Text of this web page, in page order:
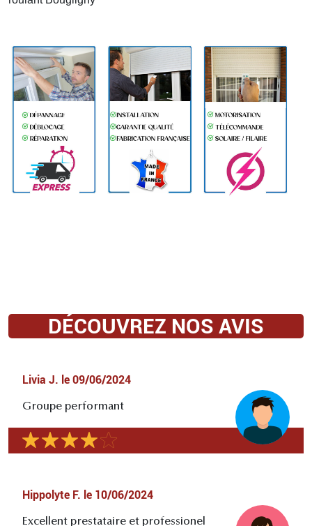
DÉCOUVREZ NOS AVIS
Livia J. le 09/06/2024
Groupe performant
Hippolyte F. le 10/06/2024
Excellent prestataire et professionel